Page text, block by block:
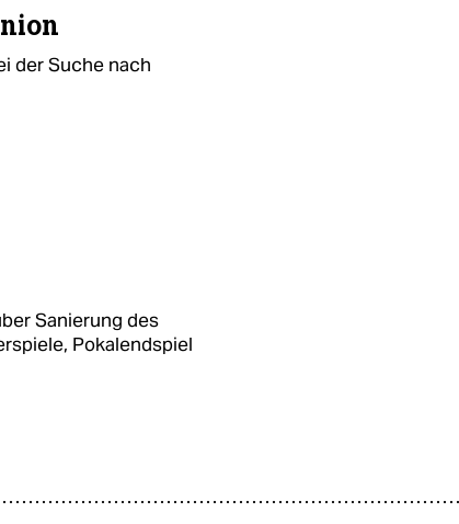
der Suche nach
Sanierung des
Pokalendspiel